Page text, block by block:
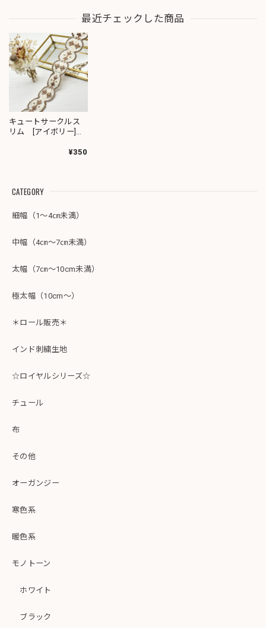
最近チェックした商品
キュートサークルス
リム [アイボリー]イ
¥350
CATEGORY
細幅（1～4㎝未満）
中幅（4㎝～7㎝未満）
太幅（7㎝～10cm未満）
極太幅（10cm～）
＊ロール販売＊
インド刺繍生地
☆ロイヤルシリーズ☆
チュール
布
その他
オーガンジー
寒色系
暖色系
モノトーン
ホワイト
ブラック